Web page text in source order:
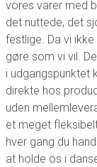
vores varer med
det nuttede, det
festlige. Da vi
gøre som vi vil.
i udgangspunktet
direkte hos
uden
et meget
hver gang du
at holde os i